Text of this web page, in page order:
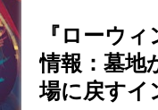
『ローウ
情報：墓地
場に戻すイ